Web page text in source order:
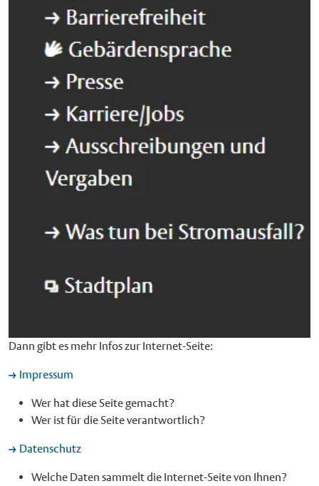
Dann gibt es mehr Infos zur Internet-Seite:
Impressum
Wer hat diese Seite gemacht?
Wer ist für die Seite verantwortlich?
Datenschutz
Welche Daten sammelt die Internet-Seite von Ihnen?